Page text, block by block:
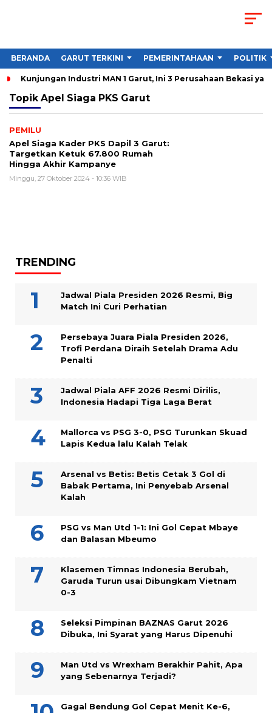
BERANDA GARUT TERKINI PEMERINTAHAAN POLITIK
Kunjungan Industri MAN 1 Garut, Ini 3 Perusahaan Bekasi
Topik Apel Siaga PKS Garut
PEMILU
Apel Siaga Kader PKS Dapil 3 Garut:
Targetkan Ketuk 67.800 Rumah
Hingga Akhir Kampanye
Minggu, 27 Oktober 2024 - 10:36 WIB
TRENDING
Jadwal Piala Presiden 2026 Resmi, Big
Match Ini Curi Perhatian
Persebaya Juara Piala Presiden 2026,
Trofi Perdana Diraih Setelah Drama Adu
Penalti
Jadwal Piala AFF 2026 Resmi Dirilis,
Indonesia Hadapi Tiga Laga Berat
Mallorca vs PSG 3-0, PSG Turunkan Skuad
Lapis Kedua lalu Kalah Telak
Arsenal vs Betis: Betis Cetak 3 Gol di
Babak Pertama, Ini Penyebab Arsenal
Kalah
PSG vs Man Utd 1-1: Ini Gol Cepat Mbaye
dan Balasan Mbeumo
Klasemen Timnas Indonesia Berubah,
Garuda Turun usai Dibungkam Vietnam
0-3
Seleksi Pimpinan BAZNAS Garut 2026
Dibuka, Ini Syarat yang Harus Dipenuhi
Man Utd vs Wrexham Berakhir Pahit, Apa
yang Sebenarnya Terjadi?
Gagal Bendung Gol Cepat Menit Ke-6,